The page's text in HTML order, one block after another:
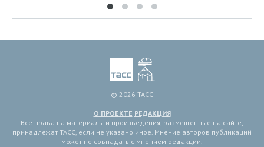
© 2026 ТАСС
О ПРОЕКТЕ РЕДАКЦИЯ
Все права на материалы и произведения, размещенные на сайте,
принадлежат ТАСС, если не указано иное. Мнение авторов публикаций
может не совпадать с мнением редакции.